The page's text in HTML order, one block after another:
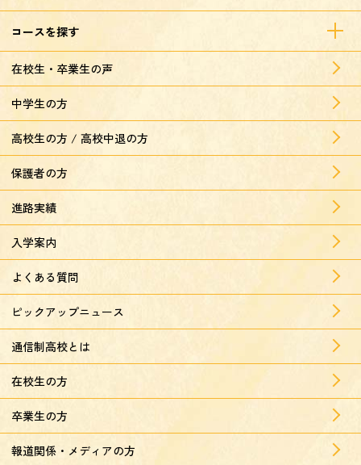
コースを探す
在校生・卒業生の声
中学生の方
高校生の方 / 高校中退の方
保護者の方
進路実績
入学案内
よくある質問
ピックアップニュース
通信制高校とは
在校生の方
卒業生の方
報道関係・メディアの方